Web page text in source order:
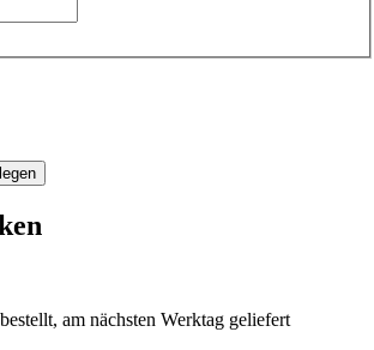
am nächsten Werktag geliefert